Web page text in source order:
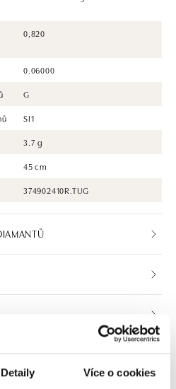
Detaily Více o cookies
0,820
0.06000
G
SI1
3.7 g
45 cm
374902410R.TUG